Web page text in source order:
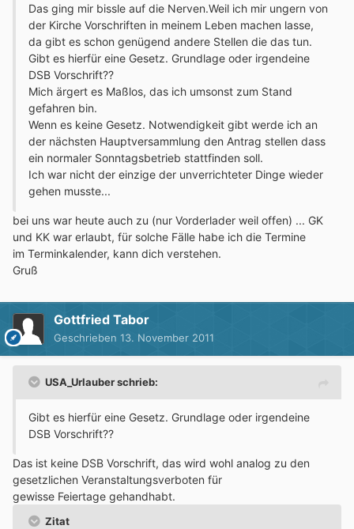
Das ging mir bissle auf die Nerven.Weil ich mir ungern von
der Kirche Vorschriften in meinem Leben machen lasse,
da gibt es schon genügend andere Stellen die das tun.
Gibt es hierfür eine Gesetz. Grundlage oder irgendeine
DSB Vorschrift??
Mich ärgert es Maßlos, das ich umsonst zum Stand
gefahren bin.
Wenn es keine Gesetz. Notwendigkeit gibt werde ich an
der nächsten Hauptversammlung den Antrag stellen dass
ein normaler Sonntagsbetrieb stattfinden soll.
Ich war nicht der einzige der unverrichteter Dinge wieder
gehen musste...
bei uns war heute auch zu (nur Vorderlader weil offen) ... GK
und KK war erlaubt, für solche Fälle habe ich die Termine
im Terminkalender, kann dich verstehen.
Gruß
Gottfried Tabor
Geschrieben 13. November 2011
USA_Urlauber schrieb:
Gibt es hierfür eine Gesetz. Grundlage oder irgendeine
DSB Vorschrift??
Das ist keine DSB Vorschrift, das wird wohl analog zu den
gesetzlichen Veranstaltungsverboten für
gewisse Feiertage gehandhabt.
Zitat